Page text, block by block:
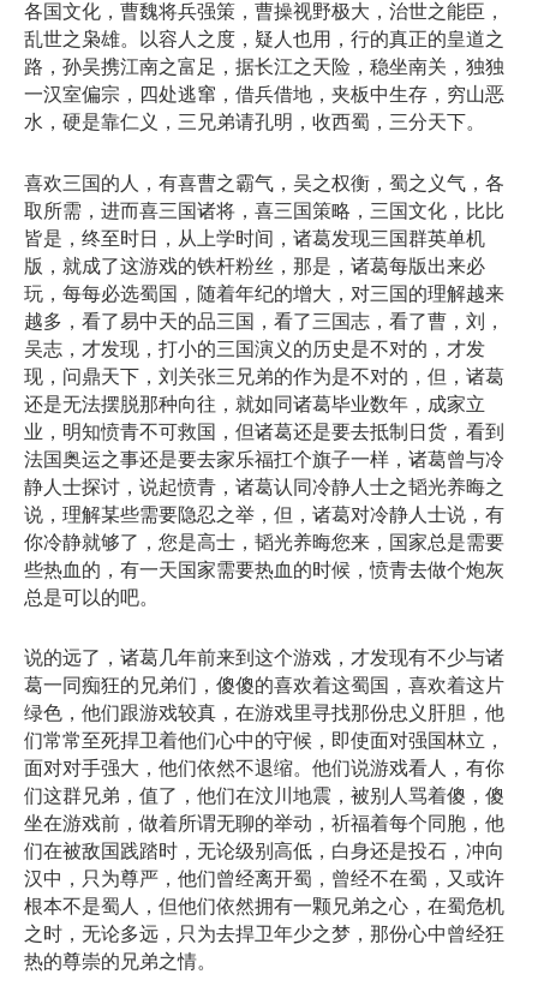
各国文化，曹魏将兵强策，曹操视野极大，治世之能臣，
乱世之枭雄。以容人之度，疑人也用，行的真正的皇道之
路，孙吴携江南之富足，据长江之天险，稳坐南关，独独
一汉室偏宗，四处逃窜，借兵借地，夹板中生存，穷山恶
水，硬是靠仁义，三兄弟请孔明，收西蜀，三分天下。
喜欢三国的人，有喜曹之霸气，吴之权衡，蜀之义气，各
取所需，进而喜三国诸将，喜三国策略，三国文化，比比
皆是，终至时日，从上学时间，诸葛发现三国群英单机
版，就成了这游戏的铁杆粉丝，那是，诸葛每版出来必
玩，每每必选蜀国，随着年纪的增大，对三国的理解越来
越多，看了易中天的品三国，看了三国志，看了曹，刘，
吴志，才发现，打小的三国演义的历史是不对的，才发
现，问鼎天下，刘关张三兄弟的作为是不对的，但，诸葛
还是无法摆脱那种向往，就如同诸葛毕业数年，成家立
业，明知愤青不可救国，但诸葛还是要去抵制日货，看到
法国奥运之事还是要去家乐福扛个旗子一样，诸葛曾与冷
静人士探讨，说起愤青，诸葛认同冷静人士之韬光养晦之
说，理解某些需要隐忍之举，但，诸葛对冷静人士说，有
你冷静就够了，您是高士，韬光养晦您来，国家总是需要
些热血的，有一天国家需要热血的时候，愤青去做个炮灰
总是可以的吧。
说的远了，诸葛几年前来到这个游戏，才发现有不少与诸
葛一同痴狂的兄弟们，傻傻的喜欢着这蜀国，喜欢着这片
绿色，他们跟游戏较真，在游戏里寻找那份忠义肝胆，他
们常常至死捍卫着他们心中的守候，即使面对强国林立，
面对对手强大，他们依然不退缩。他们说游戏看人，有你
们这群兄弟，值了，他们在汶川地震，被别人骂着傻，傻
坐在游戏前，做着所谓无聊的举动，祈福着每个同胞，他
们在被敌国践踏时，无论级别高低，白身还是投石，冲向
汉中，只为尊严，他们曾经离开蜀，曾经不在蜀，又或许
根本不是蜀人，但他们依然拥有一颗兄弟之心，在蜀危机
之时，无论多远，只为去捍卫年少之梦，那份心中曾经狂
热的尊崇的兄弟之情。